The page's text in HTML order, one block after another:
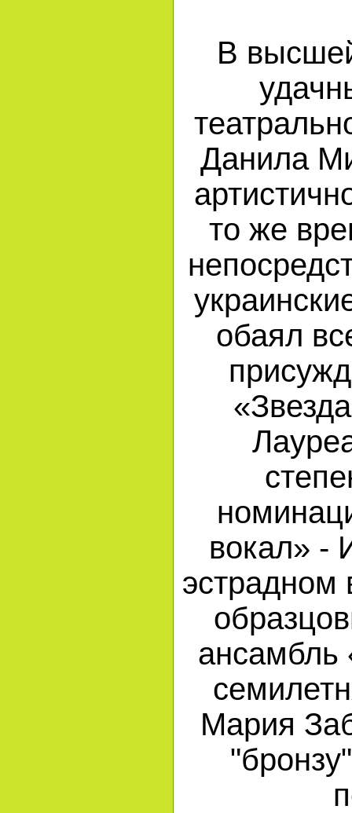
В
Данила
то же
обаял
вокал» -
эстрадном
ансамбль
Мария